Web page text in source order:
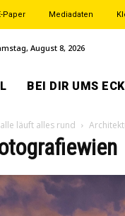
Paper Mediadaten
August 8, 2026
BEI DIR UMS ECK
läuft alles rund